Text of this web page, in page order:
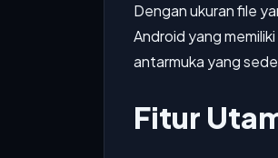
Dengan ukuran file
Android yang
antarmuka yang
Fitur